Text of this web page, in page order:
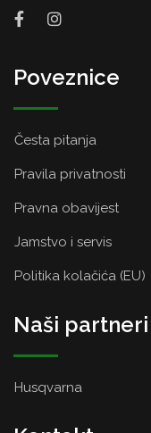
Poveznice
Česta pitanja
Pravila privatnosti
Pravna obavijest
Jamstvo i servis
Politika kolačića (EU)
Naši partneri
Husqvarna